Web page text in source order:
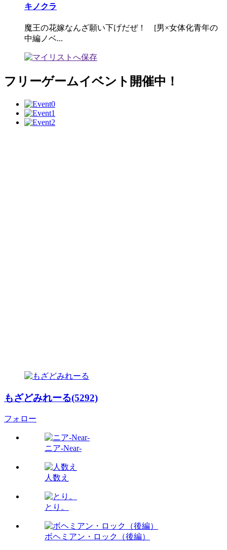
キノクラ
魔王の花嫁なんざ願い下げだぜ！ [男×女体化青年の
中編ノベ...
フリーゲームイベント開催中！
もざどみれーる(5292)
フォロー
ニア‐Near‐
人数え
とり。
ボヘミアン・ロック（後編）